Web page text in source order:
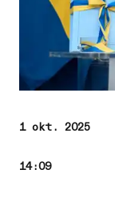
1 okt. 2025
14:09